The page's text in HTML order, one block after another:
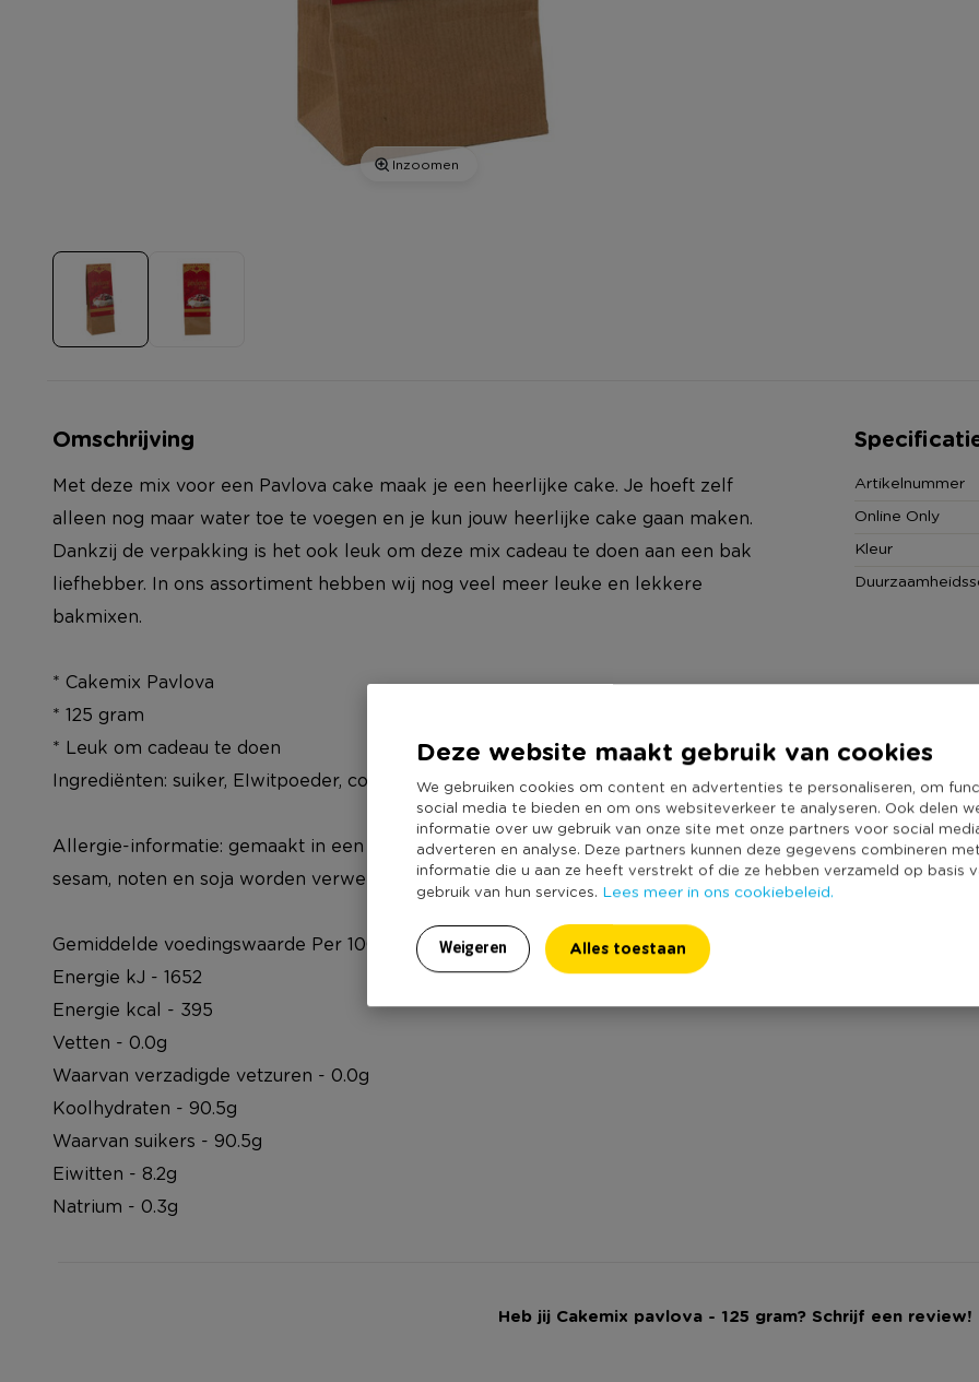
Deze website maakt gebruik van cookies
We gebruiken cookies om content en advertenties te personaliseren, om
social media te bieden en om ons websiteverkeer te analyseren. Ook delen
informatie over uw gebruik van onze site met onze partners voor social
adverteren en analyse. Deze partners kunnen deze gegevens combineren
informatie die u aan ze heeft verstrekt of die ze hebben verzameld op basis
gebruik van hun services. Lees meer in ons cookiebeleid.
Weigeren Alles toestaan
Inzoomen
Omschrijving
Met deze mix voor een Pavlova cake maak je een heerlijke cake. Je hoeft zelf
alleen nog maar water toe te voegen en je kun jouw heerlijke cake gaan maken.
Dankzij de verpakking is het ook leuk om deze mix cadeau te doen aan een bak
liefhebber. In ons assortiment hebben wij nog veel meer leuke en lekkere
bakmixen.
* Cakemix Pavlova
* 125 gram
* Leuk om cadeau te doen
Ingrediënten: suiker, EIwitpoeder, conserveermiddel: E270, antischuimmiddel: E1505
Allergie-informatie: gemaakt in een bedrijf waar ook melkeiwit, lactose, gluten,
sesam, noten en soja worden verwerkt.
Gemiddelde voedingswaarde Per 100g
Energie kJ - 1652
Energie kcal - 395
Vetten - 0.0g
Waarvan verzadigde vetzuren - 0.0g
Koolhydraten - 90.5g
Waarvan suikers - 90.5g
Eiwitten - 8.2g
Natrium - 0.3g
Artikelnummer
Online Only
Kleur
Heb jij Cakemix pavlova - 125 gram? Schrijf een review!